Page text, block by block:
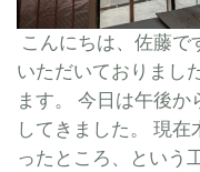
こんにちは、佐藤
いただいておりまし
ます。 今日は午後
してきました。 現
ったところ、という